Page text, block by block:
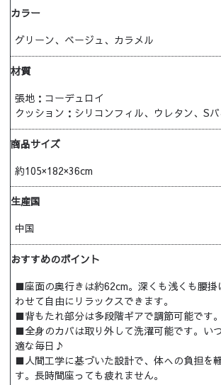
カラー
グリーン、ベージュ、カラメル
材質
張地：コーデュロイ
クッション：シリコンフィル、ウレタン、S
商品サイズ
約105×182×36cm
生産国
中国
おすすめのポイント
■座面の奥行きは約62cm。深くも浅くも腰掛
わせて自由にリラックスできます。
■背もたれ部分は多段階ギアで調節可能です。
■全身のカバは取り外して洗濯可能です。い
適な毎日♪
■人間工学に基づいた設計で、体への負担を
す。長時間座っても疲れません。